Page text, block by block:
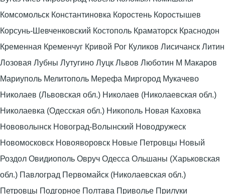
Комсомольск Константиновка Коростень Коростышев
Корсунь-Шевченковский Костополь Краматорск Краснодон
Кременная Кременчуг Кривой Рог Куликов Лисичанск Литин
Лозовая Лубны Лутугино Луцк Львов Люботин М Макаров
Мариуполь Мелитополь Мерефа Миргород Мукачево
Николаев (Львовская обл.) Николаев (Николаевская обл.)
Николаевка (Одесская обл.) Никополь Новая Каховка
Нововолынск Новоград-Волынский Новодружеск
Новомосковск Новояворовск Новые Петровцы Новый
Роздол Овидиополь Овруч Одесса Ольшаны (Харьковская
обл.) Павлоград Первомайск (Николаевская обл.)
Петровцы Подгорное Полтава Приволье Прилуки